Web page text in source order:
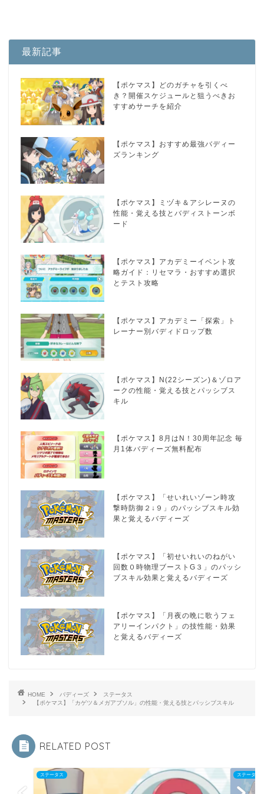
最新記事
【ポケマス】どのガチャを引くべ
き？開催スケジュールと狙うべきお
すすめサーチを紹介
【ポケマス】おすすめ最強バディー
ズランキング
【ポケマス】ミヅキ＆アシレーヌの
性能・覚える技とバディストーンボ
ード
【ポケマス】アカデミーイベント攻
略ガイド：リセマラ・おすすめ選択
とテスト攻略
【ポケマス】アカデミー「探索」ト
レーナー別バディドロップ数
【ポケマス】N(22シーズン)＆ゾロア
ークの性能・覚える技とパッシブス
キル
【ポケマス】8月はN！30周年記念 毎
月1体バディーズ無料配布
【ポケマス】「せいれいゾーン時攻
撃時防御２↓９」のパッシブスキル効
果と覚えるバディーズ
【ポケマス】「初せいれいのねがい
回数０時物理ブーストG３」のパッシ
ブスキル効果と覚えるバディーズ
【ポケマス】「月夜の晩に歌うフェ
アリーインパクト」の技性能・効果
と覚えるバディーズ
HOME バディーズ
ステータス
【ポケマス】「カゲツ＆メガアブソル」の性能・覚える技とパッシブスキル
RELATED POST
ステータス ステータス